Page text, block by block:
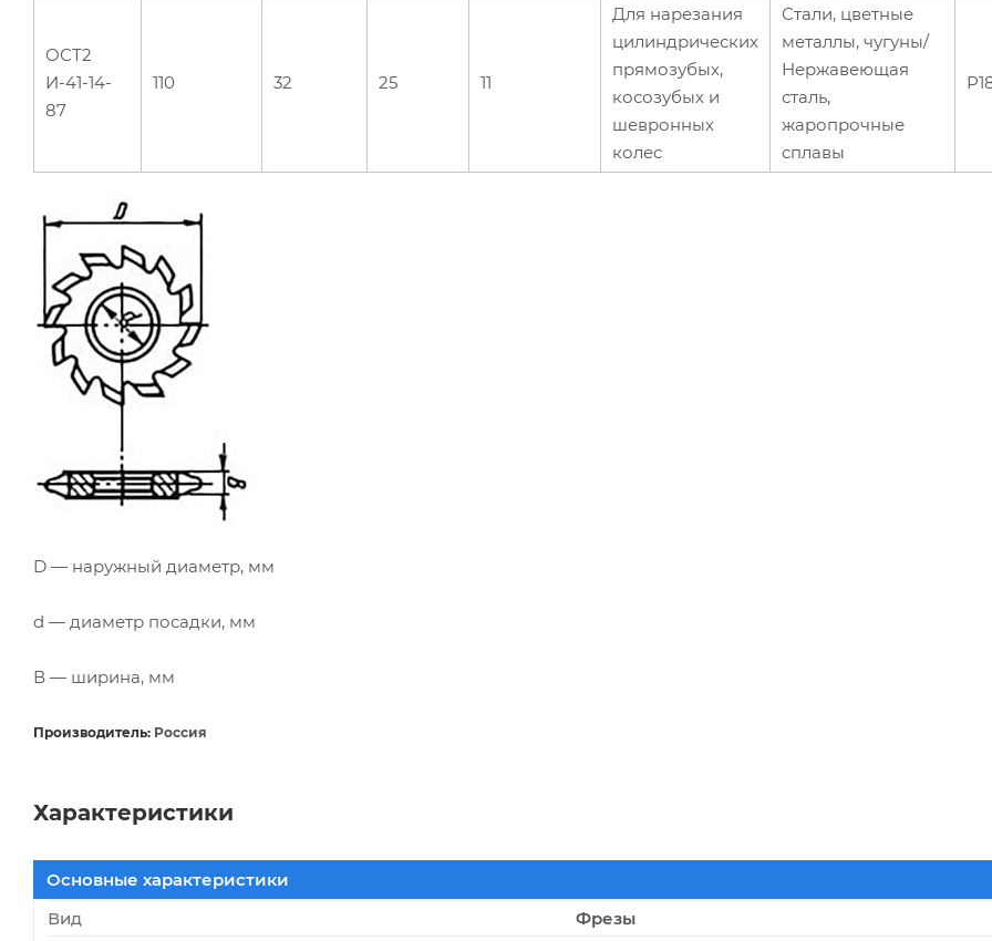
ОСТ2
И-41-14-
87
110 32 25 11
Для нарезания
цилиндрических
прямозубых,
косозубых и
шевронных
колес
Стали, цветные
металлы, чугуны/
Нержавеющая
сталь,
жаропрочные
сплавы
D — наружный диаметр, мм
d — диаметр посадки, мм
В — ширина, мм
Производитель: Россия
Характеристики
Основные характеристики
Вид
Фрезы